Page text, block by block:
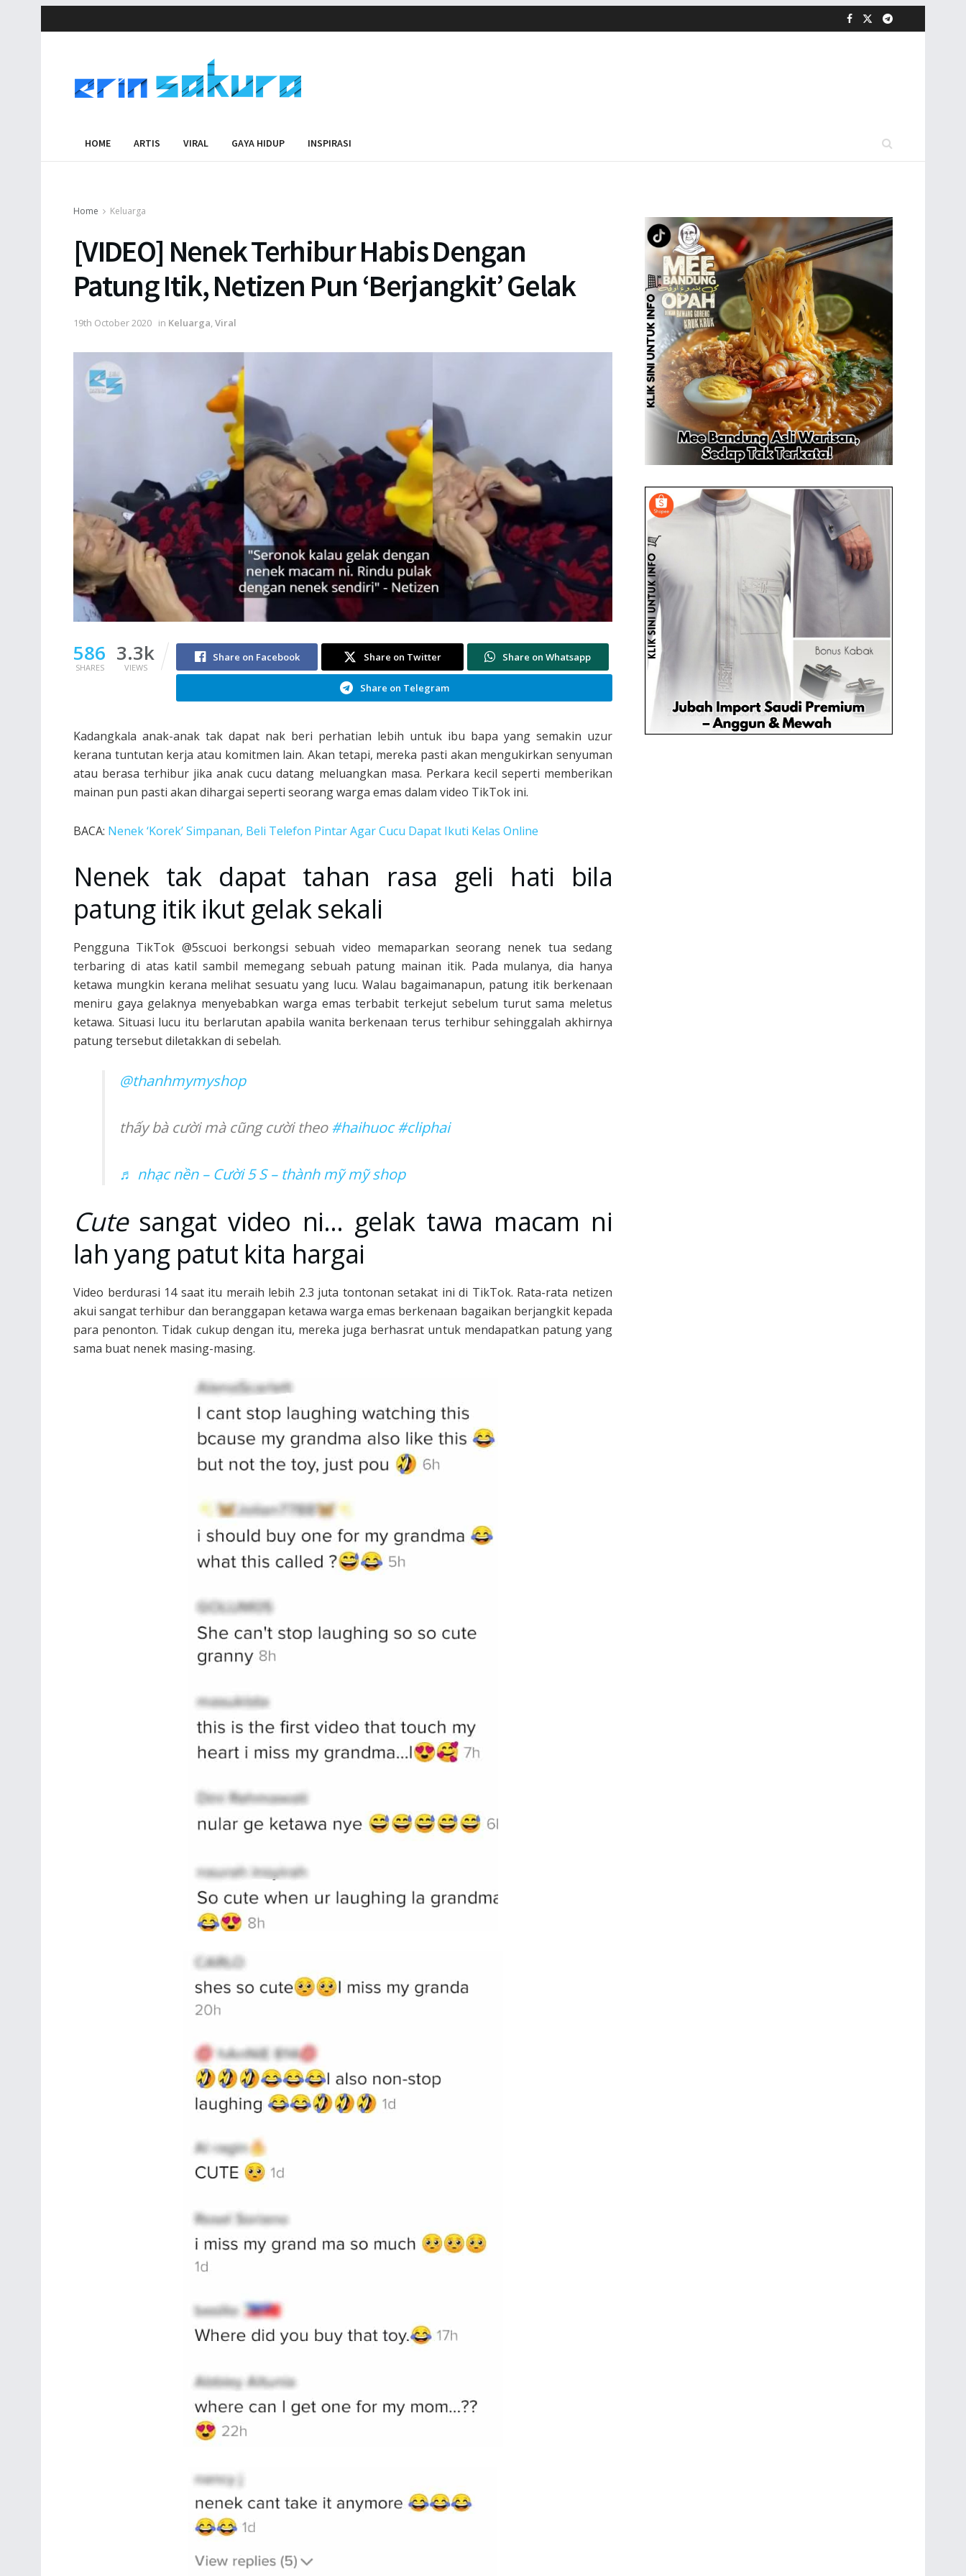
HOME ARTIS VIRAL GAYA HIDUP INSPIRASI
Home Keluarga
[VIDEO] Nenek Terhibur Habis Dengan
Patung Itik, Netizen Pun ‘Berjangkit’ Gelak
19th October 2020 in Keluarga,Viral
586
SHARES
3.3k
VIEWS
Share on Facebook Share on Twitter Share on Whatsapp
Share on Telegram
Kadangkala anak-anak tak dapat nak beri perhatian lebih untuk ibu bapa yang semakin uzur
kerana tuntutan kerja atau komitmen lain. Akan tetapi, mereka pasti akan mengukirkan senyuman
atau berasa terhibur jika anak cucu datang meluangkan masa. Perkara kecil seperti memberikan
mainan pun pasti akan dihargai seperti seorang warga emas dalam video TikTok ini.
BACA: Nenek ‘Korek’ Simpanan, Beli Telefon Pintar Agar Cucu Dapat Ikuti Kelas Online
Nenek tak dapat tahan rasa geli hati bila
patung itik ikut gelak sekali
Pengguna TikTok @5scuoi berkongsi sebuah video memaparkan seorang nenek tua sedang
terbaring di atas katil sambil memegang sebuah patung mainan itik. Pada mulanya, dia hanya
ketawa mungkin kerana melihat sesuatu yang lucu. Walau bagaimanapun, patung itik berkenaan
meniru gaya gelaknya menyebabkan warga emas terbabit terkejut sebelum turut sama meletus
ketawa. Situasi lucu itu berlarutan apabila wanita berkenaan terus terhibur sehinggalah akhirnya
patung tersebut diletakkan di sebelah.
@thanhmymyshop
thấy bà cười mà cũng cười theo#haihuoc #cliphai
♬ nhạc nền – Cười 5 S – thành mỹ mỹ shop
Cutesangat video ni… gelak tawa macam ni
lah yang patut kita hargai
Video berdurasi 14 saat itu meraih lebih 2.3 juta tontonan setakat ini di TikTok. Rata-rata netizen
akui sangat terhibur dan beranggapan ketawa warga emas berkenaan bagaikan berjangkit kepada
para penonton. Tidak cukup dengan itu, mereka juga berhasrat untuk mendapatkan patung yang
sama buat nenek masing-masing.